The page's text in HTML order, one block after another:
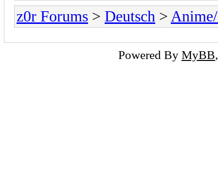
z0r Forums > Deutsch >
Powered By MyBB